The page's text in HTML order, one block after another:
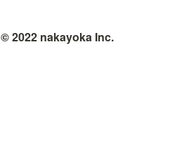
© 2022 nakayoka Inc.